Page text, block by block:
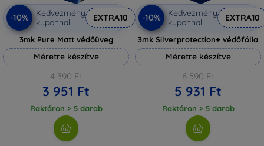
-10%
Kedvezmény
kuponnal
EXTRA10
3mk Pure Matt védőüveg
Méretre készítve
4 390 Ft
3 951 Ft
Raktáron > 5 darab
-10%
Kedvezmény
kuponnal
EXTRA10
3mk Silverprotection+ védőfólia
Méretre készítve
6 590 Ft
5 931 Ft
Raktáron > 5 darab